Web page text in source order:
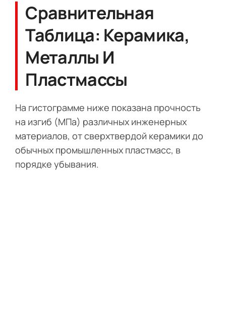
Сравнительная
Таблица: Керамика,
Металлы И
Пластмассы
На гистограмме ниже показана прочность
на изгиб (МПа) различных инженерных
материалов, от сверхтвердой керамики до
обычных промышленных пластмасс, в
порядке убывания.